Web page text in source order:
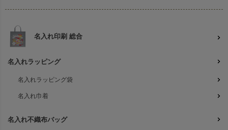
名入れ印刷 総合
名入れラッピング
名入れラッピング袋
名入れ巾着
名入れ不織布バッグ